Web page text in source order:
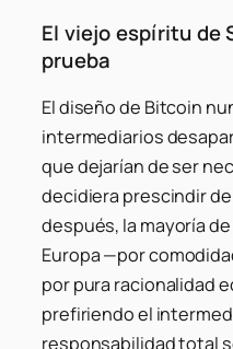
El viejo espíritu de
prueba
El diseño de Bitcoin
intermediarios
que dejarían de ser
decidiera prescindir
después, la mayoría
Europa —por
por pura racionalidad
prefiriendo el
responsabilidad total